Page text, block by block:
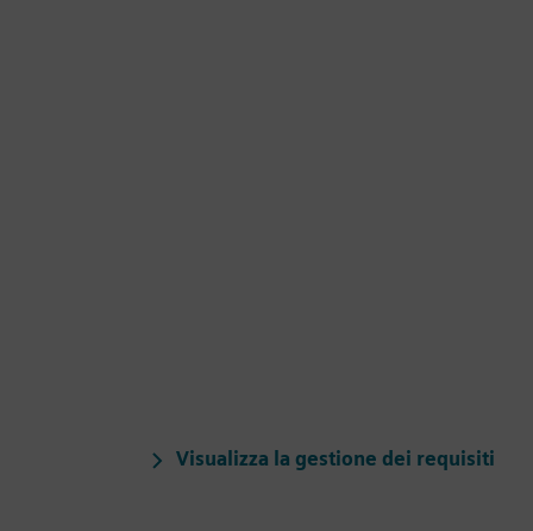
Visualizza la gestione dei requisiti